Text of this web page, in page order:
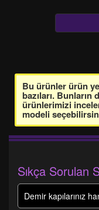
Bu ürünler ürün
bazıları. Bunların
ürünlerimizi
modeli
Sıkça Sorulan
Demir kapılarınız